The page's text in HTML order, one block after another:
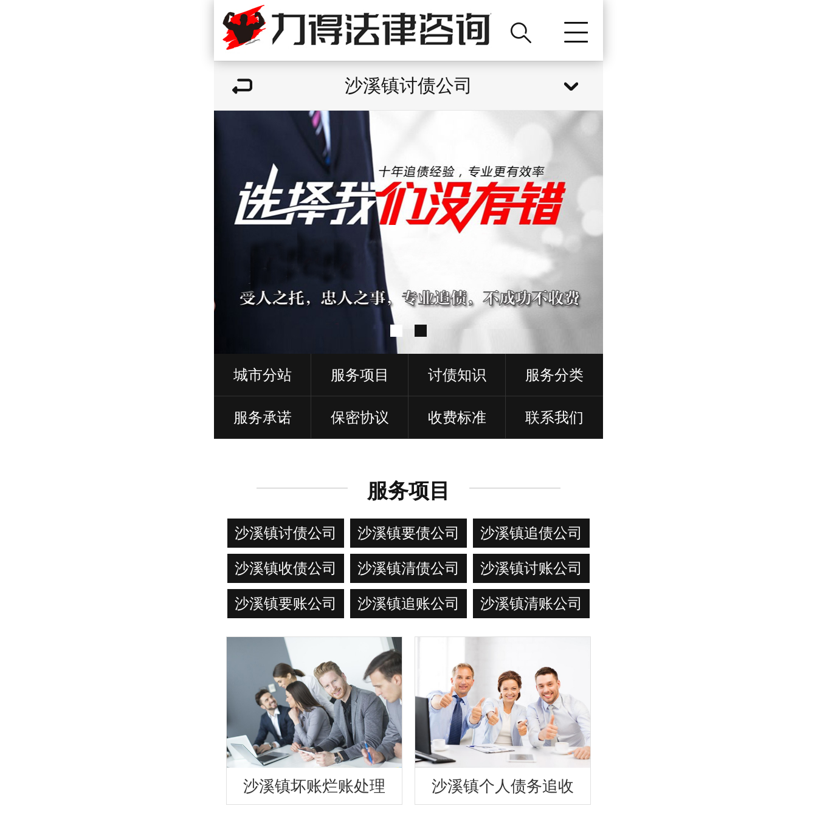
沙溪镇讨债公司
城市分站 服务项目 讨债知识 服务分类
服务承诺 保密协议 收费标准 联系我们
服务项目
沙溪镇讨债公司 沙溪镇要债公司 沙溪镇追债公司
沙溪镇收债公司 沙溪镇清债公司 沙溪镇讨账公司
沙溪镇要账公司 沙溪镇追账公司 沙溪镇清账公司
沙溪镇坏账烂账处理 沙溪镇个人债务追收